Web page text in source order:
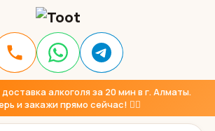
алкоголя за 20 мин в г. Алматы.
и закажи прямо сейчас! 👇🏼